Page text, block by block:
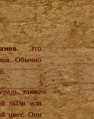
. Это
Обычно
также
пыли или
цвет. Они